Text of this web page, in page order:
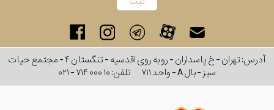
آدرس: تهران - خ پاسداران - رو به روی اقدسیه - تنگستان ۴ - مجتمع حیات
سبز - بال A - واحد ۷۱۱
تلفن:۰۲۱ - ۷۱۴ ۰۰۰ ۱۰